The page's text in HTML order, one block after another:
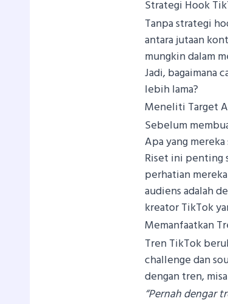
Strategi Hook
Tanpa strategi
antara jutaan
mungkin dalam
Jadi, bagaimana
lebih lama?
Meneliti Target
Sebelum
Apa yang
Riset ini penting
perhatian
audiens adalah
kreator TikTok
Memanfaatkan
Tren TikTok
challenge dan
dengan tren,
“Pernah dengar